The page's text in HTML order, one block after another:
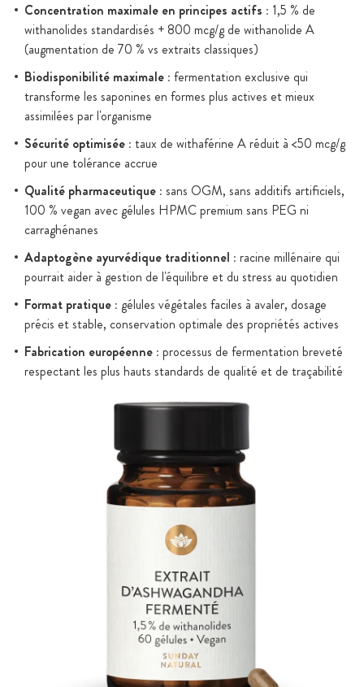
Concentration maximale en principes actifs : 1,5 % de
withanolides standardisés + 800 mcg/g de withanolide A
(augmentation de 70 % vs extraits classiques)
Biodisponibilité maximale : fermentation exclusive qui
transforme les saponines en formes plus actives et mieux
assimilées par l'organisme
Sécurité optimisée : taux de withaférine A réduit à <50 mcg/g
pour une tolérance accrue
Qualité pharmaceutique : sans OGM, sans additifs artificiels,
100 % vegan avec gélules HPMC premium sans PEG ni
carraghénanes
Adaptogène ayurvédique traditionnel : racine millénaire qui
pourrait aider à gestion de l'équilibre et du stress au quotidien
Format pratique : gélules végétales faciles à avaler, dosage
précis et stable, conservation optimale des propriétés actives
Fabrication européenne : processus de fermentation breveté
respectant les plus hauts standards de qualité et de traçabilité